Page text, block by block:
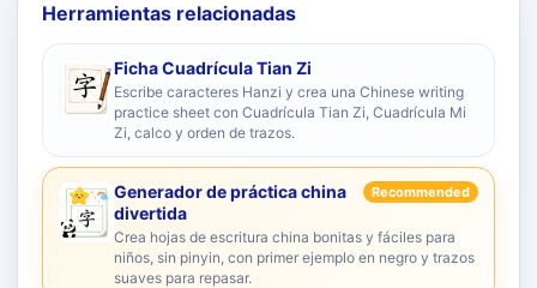
Herramientas relacionadas
Ficha Cuadrícula Tian Zi
Escribe caracteres Hanzi y crea una Chinese writing
practice sheet con Cuadrícula Tian Zi, Cuadrícula Mi
Zi, calco y orden de trazos.
Generador de práctica china
divertida
Recommended
Crea hojas de escritura china bonitas y fáciles para
niños, sin pinyin, con primer ejemplo en negro y trazos
suaves para repasar.